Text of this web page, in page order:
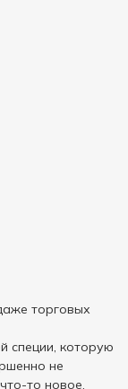
торговых
специи, которую
не
то новое,